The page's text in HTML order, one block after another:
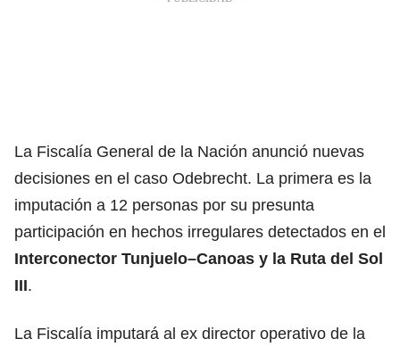
La Fiscalía General de la Nación anunció nuevas
decisiones en el caso Odebrecht. La primera es la
imputación a 12 personas por su presunta
participación en hechos irregulares detectados en el
Interconector Tunjuelo–Canoas y la Ruta del Sol
III.
La Fiscalía imputará al ex director operativo de la